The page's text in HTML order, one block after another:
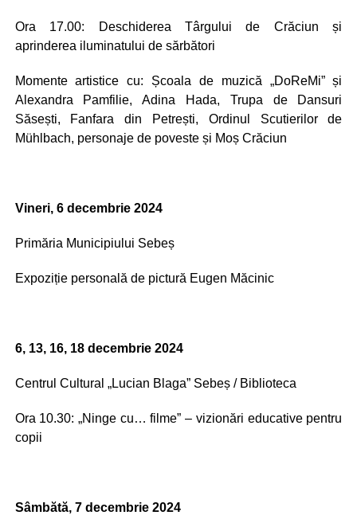
Ora 17.00: Deschiderea Târgului de Crăciun și
aprinderea iluminatului de sărbători
Momente artistice cu: Școala de muzică „DoReMi” și
Alexandra Pamfilie, Adina Hada, Trupa de Dansuri
Săsești, Fanfara din Petrești, Ordinul Scutierilor de
Mühlbach, personaje de poveste și Moș Crăciun
Vineri, 6 decembrie 2024
Primăria Municipiului Sebeș
Expoziție personală de pictură Eugen Măcinic
6, 13, 16, 18 decembrie 2024
Centrul Cultural „Lucian Blaga” Sebeș / Biblioteca
Ora 10.30: „Ninge cu… filme” – vizionări educative pentru
copii
Sâmbătă, 7 decembrie 2024